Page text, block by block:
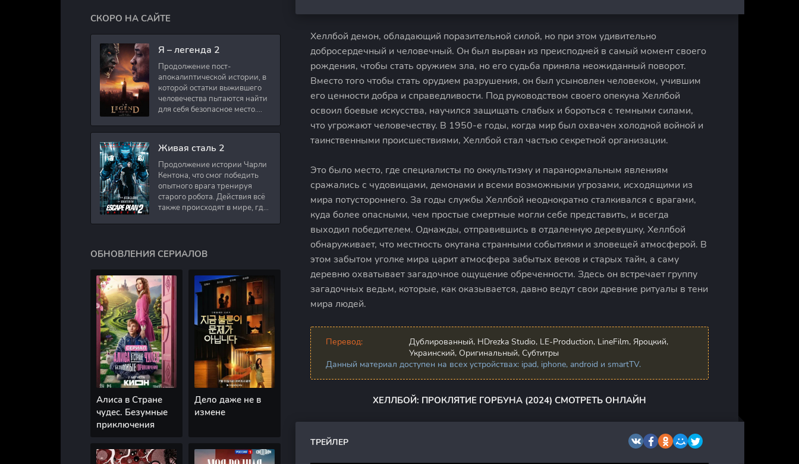
Хеллбой демон, обладающий поразительной силой, но при этом удивительно
добросердечный и человечный. Он был вырван из преисподней в самый момент своего
рождения, чтобы стать оружием зла, но его судьба приняла неожиданный поворот.
Вместо того чтобы стать орудием разрушения, он был усыновлен человеком, учившим
его ценности добра и справедливости. Под руководством своего опекуна Хеллбой
освоил боевые искусства, научился защищать слабых и бороться с темными силами,
что угрожают человечеству. В 1950-е годы, когда мир был охвачен холодной войной и
таинственными происшествиями, Хеллбой стал частью секретной организации.
Это было место, где специалисты по оккультизму и паранормальным явлениям
сражались с чудовищами, демонами и всеми возможными угрозами, исходящими из
мира потустороннего. За годы службы Хеллбой неоднократно сталкивался с врагами,
куда более опасными, чем простые смертные могли себе представить, и всегда
выходил победителем. Однажды, отправившись в отдаленную деревушку, Хеллбой
обнаруживает, что местность окутана странными событиями и зловещей атмосферой. В
этом забытом уголке мира царит атмосфера забытых веков и старых тайн, а саму
деревню охватывает загадочное ощущение обреченности. Здесь он встречает группу
загадочных ведьм, которые, как оказывается, давно ведут свои древние ритуалы в тени
мира людей.
Перевод:
Дублированный, HDrezka Studio, LE-Production, LineFilm, Яроцкий,
Украинский, Оригинальный, Субтитры
Данный материал доступен на всех устройствах: ipad, iphone, android и smartTV.
ХЕЛЛБОЙ: ПРОКЛЯТИЕ ГОРБУНА (2024) СМОТРЕТЬ ОНЛАЙН
ТРЕЙЛЕР
СКОРО НА САЙТЕ
Я – легенда 2
Продолжение пост-
апокалиптической истории, в
которой остатки выжившего
человечества пытаются найти
для себя безопасное место.
работал в медицинском
Живая сталь 2
Продолжение истории Чарли
Кентона, что смог победить
опытного врага тренируя
старого робота. Действия всё
также происходят в мире, где
ОБНОВЛЕНИЯ СЕРИАЛОВ
Алиса в Стране
чудес. Безумные
приключения
Дело даже не в
измене